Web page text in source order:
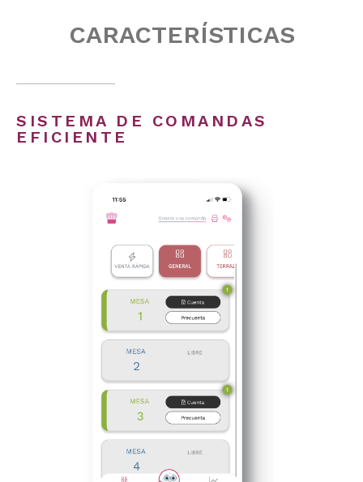
CARACTERÍSTICAS
SISTEMA DE COMANDAS
EFICIENTE